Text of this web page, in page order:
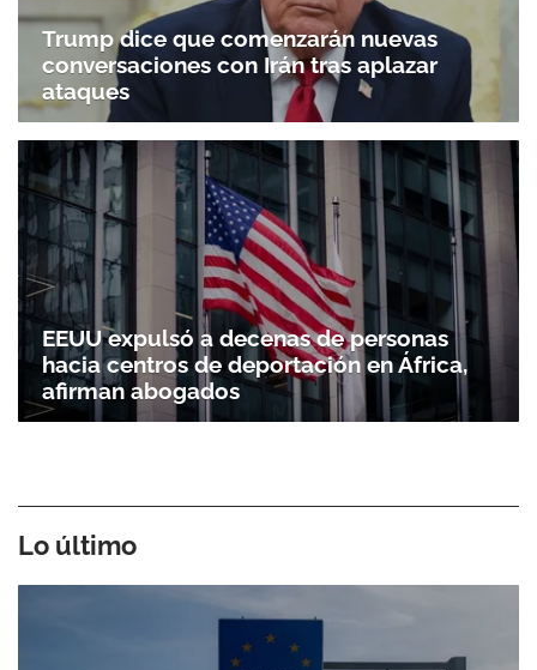
Trump dice que comenzarán nuevas
conversaciones con Irán tras aplazar
ataques
EEUU expulsó a decenas de personas
hacia centros de deportación en África,
afirman abogados
Lo último